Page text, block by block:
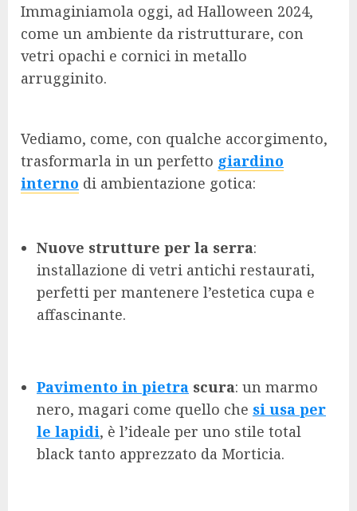
Immaginiamola oggi, ad Halloween 2024,
come un ambiente da ristrutturare, con
vetri opachi e cornici in metallo
arrugginito.
Vediamo, come, con qualche accorgimento,
trasformarla in un perfetto giardino
interno di ambientazione gotica:
Nuove strutture per la serra:
installazione di vetri antichi restaurati,
perfetti per mantenere l’estetica cupa e
affascinante.
Pavimento in pietra scura: un marmo
nero, magari come quello che si usa per
le lapidi, è l’ideale per uno stile total
black tanto apprezzato da Morticia.